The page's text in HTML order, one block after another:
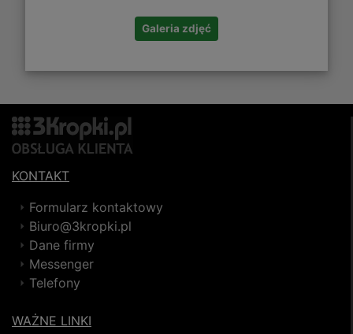
Galeria zdjęć
KONTAKT
Formularz kontaktowy
Biuro@3kropki.pl
Dane firmy
Messenger
Telefony
WAŻNE LINKI